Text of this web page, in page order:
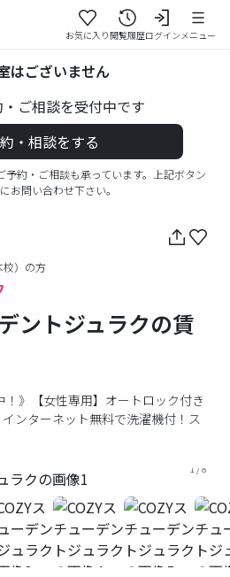
お気に入り閲覧履歴ログインメニュー
はございません
ご相談を受付中です
・相談をする
約・ご相談も承っています。上記ボタン
お問い合わせ下さい。
校）の方
ントジュラクの賃
！》【女性専用】オートロック付き
ンターネット無料で洗濯機付！ス
1 / 8